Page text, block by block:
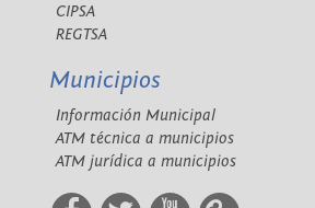
CIPSA
REGTSA
Municipios
Información Municipal
ATM técnica a municipios
ATM jurídica a municipios